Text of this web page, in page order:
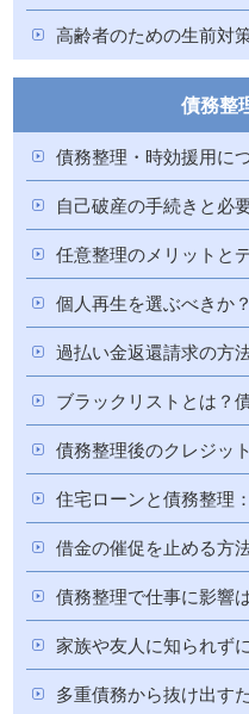
高齢者のための生前対
債務整
債務整理・時効援用に
自己破産の手続きと必
任意整理のメリットと
個人再生を選ぶべきか
過払い金返還請求の方
ブラックリストとは？
債務整理後のクレジッ
住宅ローンと債務整理
借金の催促を止める方
債務整理で仕事に影響
家族や友人に知られず
多重債務から抜け出す